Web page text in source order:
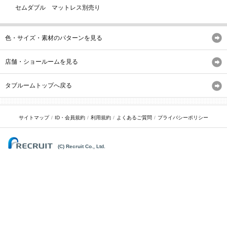
セムダブル マットレス別売り
色・サイズ・素材のパターンを見る
店舗・ショールームを見る
タブルームトップへ戻る
サイトマップ ID・会員規約 利用規約 よくあるご質問 プライバシーポリシー
(C) Recruit Co., Ltd.